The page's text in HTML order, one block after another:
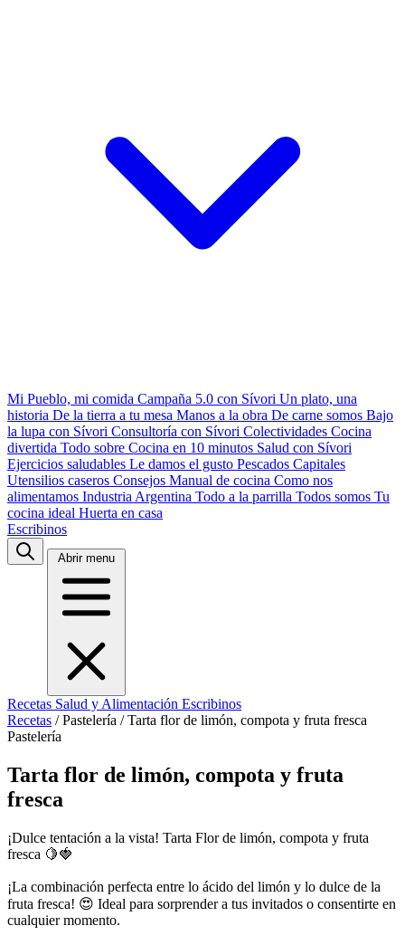
Mi Pueblo, mi comida Campaña 5.0 con Sívori Un plato, una
historia De la tierra a tu mesa Manos a la obra De carne somos Bajo
la lupa con Sívori Consultoría con Sívori Colectividades Cocina
divertida Todo sobre Cocina en 10 minutos Salud con Sívori
Ejercicios saludables Le damos el gusto Pescados Capitales
Utensilios caseros Consejos Manual de cocina Como nos
alimentamos Industria Argentina Todo a la parrilla Todos somos Tu
cocina ideal Huerta en casa
Escribinos
Abrir menu
Recetas Salud y Alimentación Escribinos
Recetas / Pastelería / Tarta flor de limón, compota y fruta fresca
Pastelería
Tarta flor de limón, compota y fruta
fresca
¡Dulce tentación a la vista! Tarta Flor de limón, compota y fruta
fresca 🍋🍓
¡La combinación perfecta entre lo ácido del limón y lo dulce de la
fruta fresca! 😍 Ideal para sorprender a tus invitados o consentirte en
cualquier momento.